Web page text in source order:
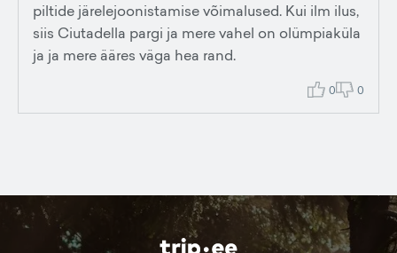
piltide järelejoonistamise võimalused. Kui ilm ilus,
siis Ciutadella pargi ja mere vahel on olümpiaküla
ja ja mere ääres väga hea rand.
0 0